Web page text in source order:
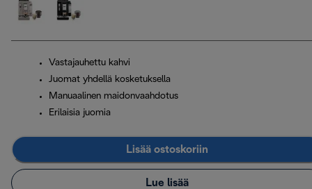
Vastajauhettu kahvi
Juomat yhdellä kosketuksella
Manuaalinen maidonvaahdotus
Erilaisia juomia
Lisää ostoskoriin
Lue lisää